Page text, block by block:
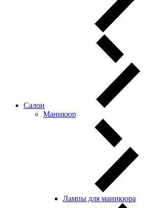
Салон
Маникюр
Лампы для маникюра